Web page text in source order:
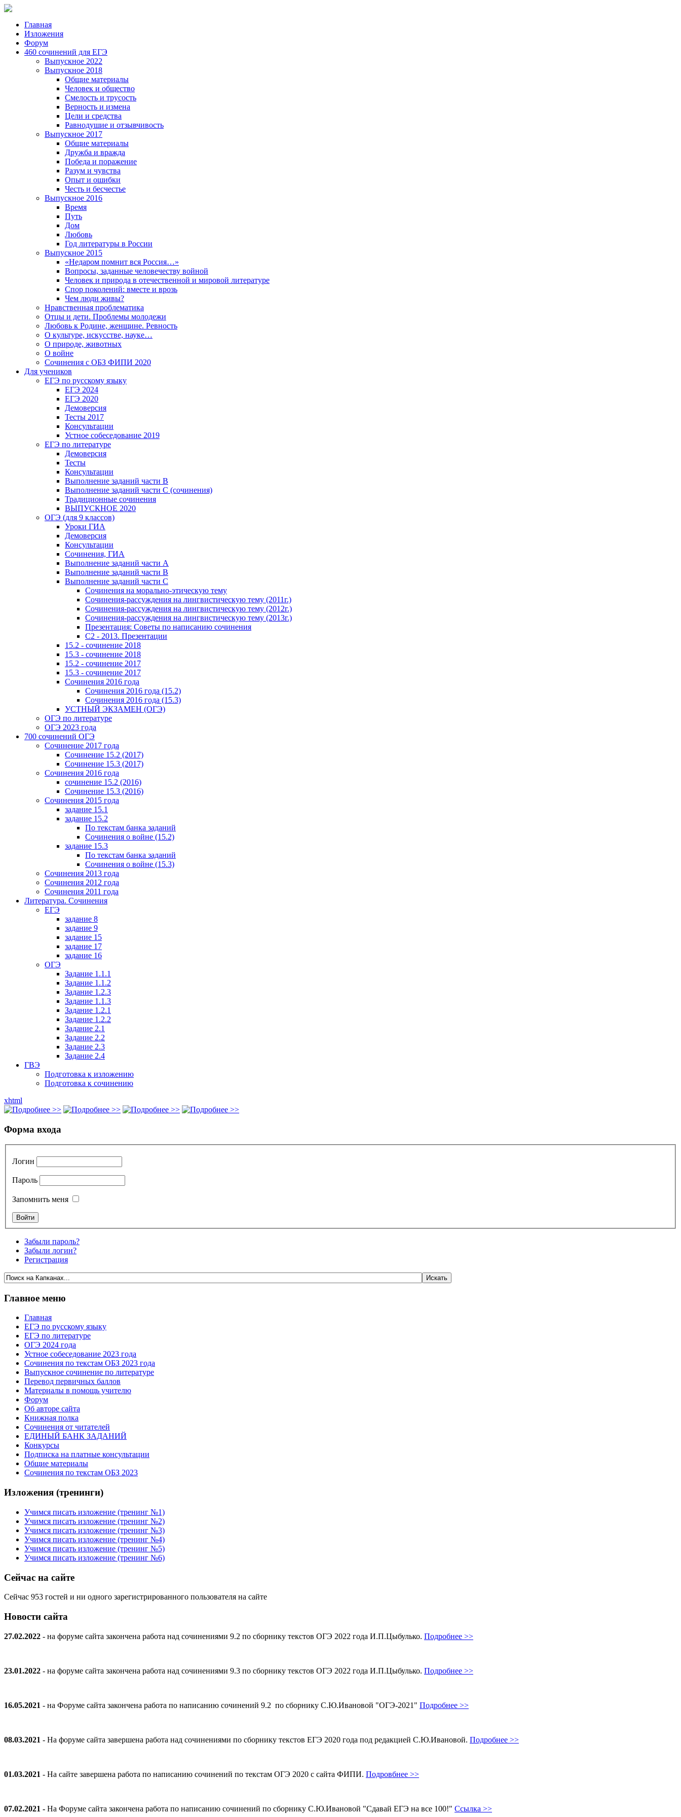
Главная
Изложения
Форум
460 сочинений для ЕГЭ
Выпускное 2022
Выпускное 2018
Общие материалы
Человек и общество
Смелость и трусость
Верность и измена
Цели и средства
Равнодушие и отзывчивость
Выпускное 2017
Общие материалы
Дружба и вражда
Победа и поражение
Разум и чувства
Опыт и ошибки
Честь и бесчестье
Выпускное 2016
Время
Путь
Дом
Любовь
Год литературы в России
Выпускное 2015
«Недаром помнит вся Россия…»
Вопросы, заданные человечеству войной
Человек и природа в отечественной и мировой литературе
Спор поколений: вместе и врозь
Чем люди живы?
Нравственная проблематика
Отцы и дети. Проблемы молодежи
Любовь к Родине, женщине. Ревность
О культуре, искусстве, науке…
О природе, животных
О войне
Сочинения с ОБЗ ФИПИ 2020
Для учеников
ЕГЭ по русскому языку
ЕГЭ 2024
ЕГЭ 2020
Демоверсия
Тесты 2017
Консультации
Устное собеседование 2019
ЕГЭ по литературе
Демоверсия
Тесты
Консультации
Выполнение заданий части В
Выполнение заданий части С (сочинения)
Традиционные сочинения
ВЫПУСКНОЕ 2020
ОГЭ (для 9 классов)
Уроки ГИА
Демоверсия
Консультации
Сочинения, ГИА
Выполнение заданий части А
Выполнение заданий части В
Выполнение заданий части С
Сочинения на морально-этическую тему
Сочинения-рассуждения на лингвистическую тему (2011г.)
Сочинения-рассуждения на лингвистическую тему (2012г.)
Сочинения-рассуждения на лингвистическую тему (2013г.)
Презентация: Советы по написанию сочинения
C2 - 2013. Презентации
15.2 - сочинение 2018
15.3 - сочинение 2018
15.2 - сочинение 2017
15.3 - сочинение 2017
Сочинения 2016 года
Сочинения 2016 года (15.2)
Сочинения 2016 года (15.3)
УСТНЫЙ ЭКЗАМЕН (ОГЭ)
ОГЭ по литературе
ОГЭ 2023 года
700 cочинений ОГЭ
Сочинение 2017 года
Сочинение 15.2 (2017)
Сочинение 15.3 (2017)
Сочинения 2016 года
сочинение 15.2 (2016)
Сочинение 15.3 (2016)
Сочинения 2015 года
задание 15.1
задание 15.2
По текстам банка заданий
Сочинения о войне (15.2)
задание 15.3
По текстам банка заданий
Сочинения о войне (15.3)
Сочинения 2013 года
Сочинения 2012 года
Сочинения 2011 года
Литература. Сочинения
ЕГЭ
задание 8
задание 9
задание 15
задание 17
задание 16
ОГЭ
Задание 1.1.1
Задание 1.1.2
Задание 1.2.3
Задание 1.1.3
Задание 1.2.1
Задание 1.2.2
Задание 2.1
Задание 2.2
Задание 2.3
Задание 2.4
ГВЭ
Подготовка к изложению
Подготовка к сочинению
xhtml
Форма входа
Логин
Пароль
Запомнить меня
Забыли пароль?
Забыли логин?
Регистрация
Главное меню
Главная
ЕГЭ по русскому языку
ЕГЭ по литературе
ОГЭ 2024 года
Устное собеседование 2023 года
Сочинения по текстам ОБЗ 2023 года
Выпускное сочинение по литературе
Перевод первичных баллов
Материалы в помощь учителю
Форум
Об авторе сайта
Книжная полка
Cочинения от читателей
ЕДИНЫЙ БАНК ЗАДАНИЙ
Конкурсы
Подписка на платные консультации
Общие материалы
Сочинения по текстам ОБЗ 2023
Изложения (тренинги)
Учимся писать изложение (тренинг №1)
Учимся писать изложение (тренинг №2)
Учимся писать изложение (тренинг №3)
Учимся писать изложение (тренинг №4)
Учимся писать изложение (тренинг №5)
Учимся писать изложение (тренинг №6)
Сейчас на сайте
Сейчас 953 гостей и ни одного зарегистрированного пользователя на сайте
Новости сайта
27.02.2022 - на форуме сайта закончена работа над сочинениями 9.2 по сборнику текстов ОГЭ 2022 года И.П.Цыбулько. Подробнее >>
23.01.2022 - на форуме сайта закончена работа над сочинениями 9.3 по сборнику текстов ОГЭ 2022 года И.П.Цыбулько. Подробнее >>
16.05.2021 - на Форуме сайта закончена работа по написанию сочинений 9.2 по сборнику С.Ю.Ивановой "ОГЭ-2021" Подробнее >>
08.03.2021 - На форуме сайта завершена работа над сочинениями по сборнику текстов ЕГЭ 2020 года под редакцией С.Ю.Ивановой. Подробнее >>
01.03.2021 - На сайте завершена работа по написанию сочинений по текстам ОГЭ 2020 с сайта ФИПИ. Подровбнее >>
07.02.2021 - На Форуме сайта закончена работа по написанию сочинений по сборнику С.Ю.Ивановой "Сдавай ЕГЭ на все 100!" Ссылка >>